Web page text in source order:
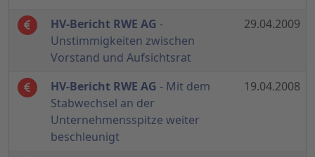
HV-Bericht RWE AG -
Unstimmigkeiten zwischen
Vorstand und Aufsichtsrat
29.04.2009
HV-Bericht RWE AG - Mit dem
Stabwechsel an der
Unternehmensspitze weiter
beschleunigt
19.04.2008